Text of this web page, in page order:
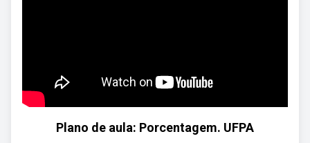
Plano de aula: Porcentagem. UFPA